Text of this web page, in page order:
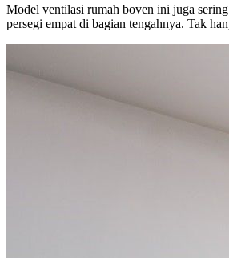
Model ventilasi rumah boven ini juga
persegi empat di bagian tengahnya. Tak